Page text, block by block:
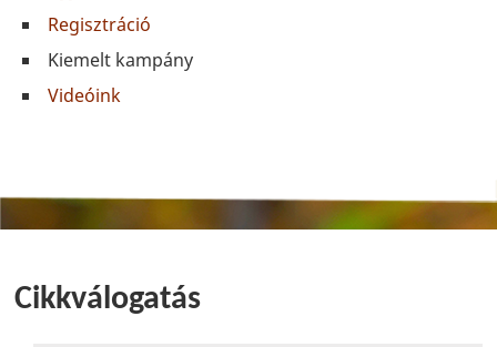
Regisztráció
Kiemelt kampány
Videóink
Cikkválogatás